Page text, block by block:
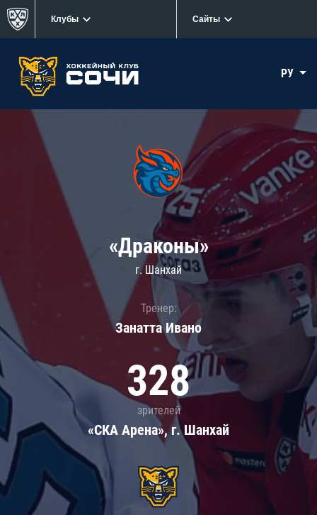
Клубы Сайты
РУ
«Драконы»
г. Шанхай
Тренер:
Занатта Иванo
328
зрителей
«СКА Арена», г. Шанхай